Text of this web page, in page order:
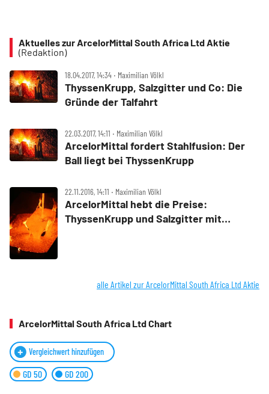
Aktuelles zur ArcelorMittal South Africa Ltd Aktie
(Redaktion)
18.04.2017, 14:34 ‧ Maximilian Völkl
ThyssenKrupp, Salzgitter und Co: Die
Gründe der Talfahrt
22.03.2017, 14:11 ‧ Maximilian Völkl
ArcelorMittal fordert Stahlfusion: Der
Ball liegt bei ThyssenKrupp
22.11.2016, 14:11 ‧ Maximilian Völkl
ArcelorMittal hebt die Preise:
ThyssenKrupp und Salzgitter mit
alle Artikel zur ArcelorMittal South Africa Ltd Aktie
ArcelorMittal South Africa Ltd Chart
Vergleichwert hinzufügen
GD 50 GD 200